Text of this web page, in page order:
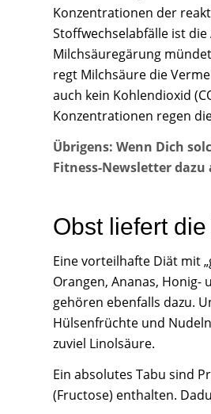
Konzentrationen der
Stoffwechselabfälle ist
Milchsäuregärung
regt Milchsäure die
auch kein Kohlendioxid
Konzentrationen regen
Übrigens: Wenn Dich
Fitness-Newsletter dazu
Obst liefert
Eine vorteilhafte Diät mit
Orangen, Ananas,
gehören ebenfalls dazu.
Hülsenfrüchte und
zuviel Linolsäure.
Ein absolutes Tabu sind
(Fructose) enthalten.